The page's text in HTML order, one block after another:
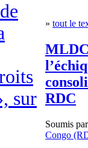
sur
» tout le
RDC
Soumis
Congo